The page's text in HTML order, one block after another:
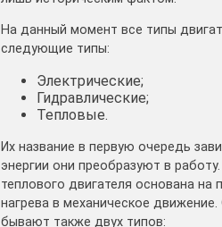
На данный момент все типы
следующие типы:
Электрические;
Гидравлические;
Тепловые.
Их название в первую очередь
энергии они преобразуют в
теплового двигателя основана на
нагрева в механическое
бывают также двух типов: